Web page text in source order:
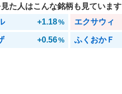
た人はこんな銘柄も見ています
+1.18% エクサウィ
+0.56% ふくおかＦ